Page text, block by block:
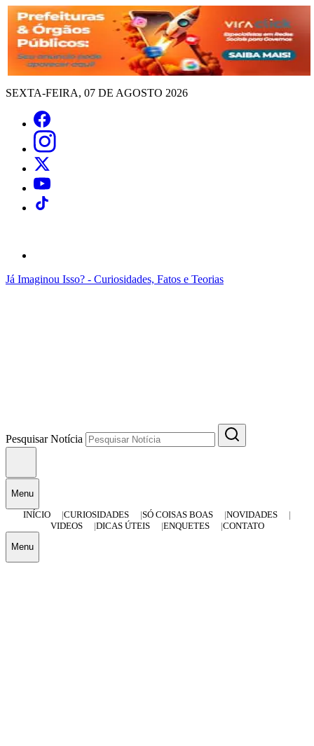
SEXTA-FEIRA, 07 DE AGOSTO 2026
Já Imaginou Isso? - Curiosidades, Fatos e Teorias
Pesquisar Notícia
Menu
INÍCIO
CURIOSIDADES SÓ COISAS BOAS
NOVIDADES
VIDEOS
DICAS ÚTEIS ENQUETES CONTATO
Menu